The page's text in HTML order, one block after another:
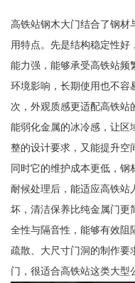
高铁站钢木大门结合了钢材
用特点。先是结构稳定性
能力强，能够承受高铁站频
环境影响，长期使用也不容
次，外观质感更适配高铁站
能弱化金属的冰冷感，让区
整的设计要求，又能提升空
同时它的维护成本更低，钢
耐候处理后，能适应高铁站
坏，清洁保养比纯金属门更
全性与隔音性，能够有效阻
疏散、大尺寸门洞的制作要
门，很适合高铁站这类大型